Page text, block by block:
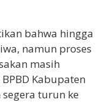
bahwa hingga
namun proses
masih
Kabupaten
turun ke